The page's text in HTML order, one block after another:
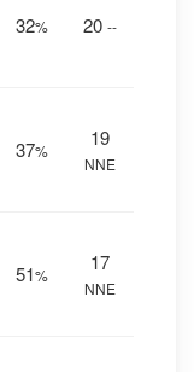
32% 20 --
37%
19
NNE
51%
17
NNE